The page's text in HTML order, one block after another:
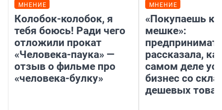
МНЕНИЕ
Колобок-колобок, я
тебя боюсь! Ради чего
отложили прокат
«Человека-паука» —
отзыв о фильме про
«человека-булку»
МНЕНИЕ
«Покупаешь
мешке»:
рассказала,
самом деле
бизнес со
дешевых